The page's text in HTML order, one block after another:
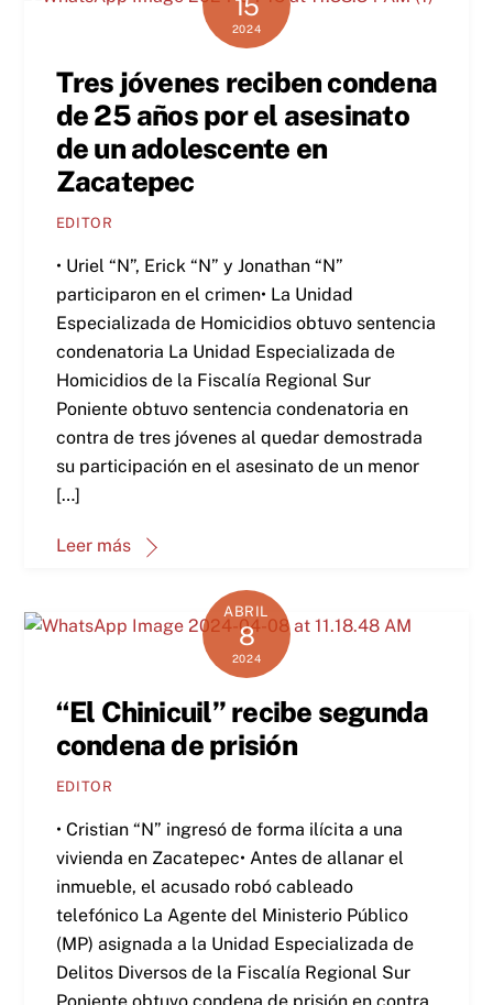
2024
Tres jóvenes reciben condena
de 25 años por el asesinato
de un adolescente en
Zacatepec
EDITOR
• Uriel “N”, Erick “N” y Jonathan “N”
participaron en el crimen• La Unidad
Especializada de Homicidios obtuvo sentencia
condenatoria La Unidad Especializada de
Homicidios de la Fiscalía Regional Sur
Poniente obtuvo sentencia condenatoria en
contra de tres jóvenes al quedar demostrada
su participación en el asesinato de un menor
[…]
Leer más
ABRIL
8
2024
“El Chinicuil” recibe segunda
condena de prisión
EDITOR
• Cristian “N” ingresó de forma ilícita a una
vivienda en Zacatepec• Antes de allanar el
inmueble, el acusado robó cableado
telefónico La Agente del Ministerio Público
(MP) asignada a la Unidad Especializada de
Delitos Diversos de la Fiscalía Regional Sur
Poniente obtuvo condena de prisión en contra